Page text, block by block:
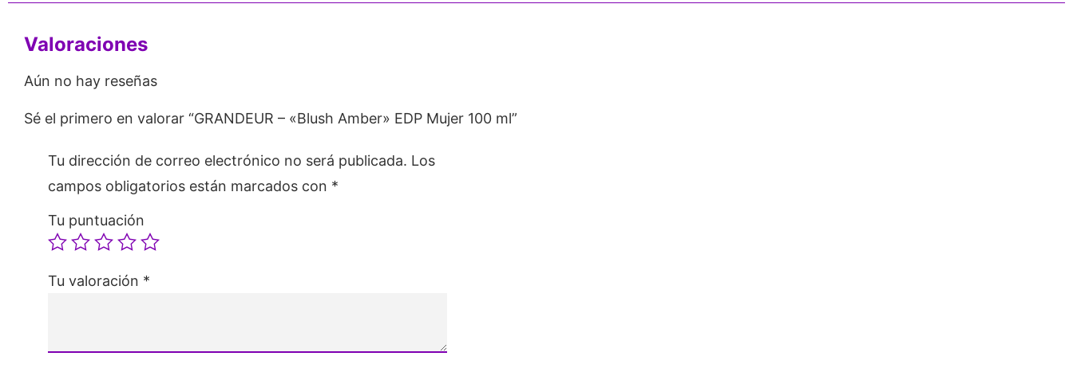
Valoraciones
Aún no hay reseñas
Sé el primero en valorar “GRANDEUR – «Blush Amber» EDP Mujer 100 ml”
Tu dirección de correo electrónico no será publicada. Los
campos obligatorios están marcados con *
Tu puntuación
Tu valoración *